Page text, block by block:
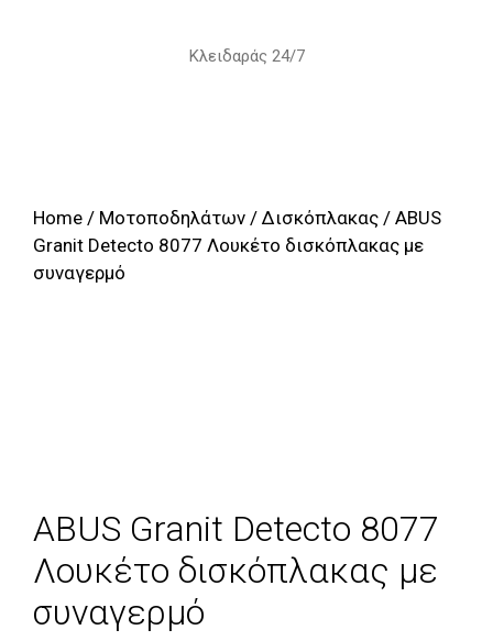
Κλειδαράς 24/7
Home / Μοτοποδηλάτων / Δισκόπλακας / ABUS
Granit Detecto 8077 Λουκέτο δισκόπλακας με
συναγερμό
ABUS Granit Detecto 8077
Λουκέτο δισκόπλακας με
συναγερμό